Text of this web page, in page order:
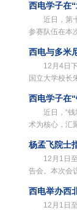
西电学子在
近日，第
参赛队伍在本
西电与多米
12月4日
国立大学校长
西电学子在
近日，“
术为核心，汇
杨孟飞院士
12月1日
告会。本次会
西电举办西
12月1日